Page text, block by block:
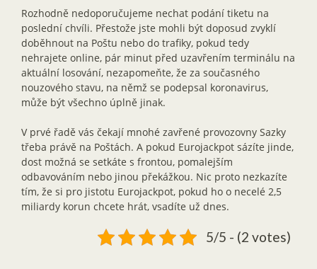
Rozhodně nedoporučujeme nechat podání tiketu na
poslední chvíli. Přestože jste mohli být doposud zvyklí
doběhnout na Poštu nebo do trafiky, pokud tedy
nehrajete online, pár minut před uzavřením terminálu na
aktuální losování, nezapomeňte, že za současného
nouzového stavu, na němž se podepsal koronavirus,
může být všechno úplně jinak.
V prvé řadě vás čekají mnohé zavřené provozovny Sazky
třeba právě na Poštách. A pokud Eurojackpot sázíte jinde,
dost možná se setkáte s frontou, pomalejším
odbavováním nebo jinou překážkou. Nic proto nezkazíte
tím, že si pro jistotu Eurojackpot, pokud ho o necelé 2,5
miliardy korun chcete hrát, vsadíte už dnes.
5/5 - (2 votes)